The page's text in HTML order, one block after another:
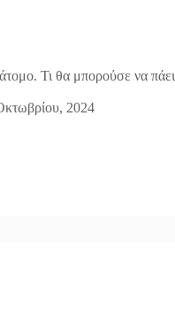
Τι θα μπορούσε να πάει
2024